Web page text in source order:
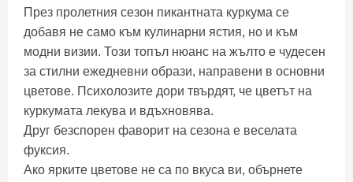
През пролетния сезон пикантната куркума се
добавя не само към кулинарни ястия, но и към
модни визии. Този топъл нюанс на жълто е чудесен
за стилни ежедневни образи, направени в основни
цветове. Психолозите дори твърдят, че цветът на
куркумата лекува и вдъхновява.
Друг безспорен фаворит на сезона е веселата
фуксия.
Ако ярките цветове не са по вкуса ви, обърнете